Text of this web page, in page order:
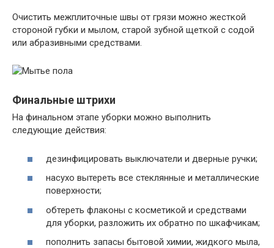
Очистить межплиточные швы от грязи можно жесткой
стороной губки и мылом, старой зубной щеткой с содой
или абразивными средствами.
Финальные штрихи
На финальном этапе уборки можно выполнить
следующие действия:
дезинфицировать выключатели и дверные ручки;
насухо вытереть все стеклянные и металлические
поверхности;
обтереть флаконы с косметикой и средствами
для уборки, разложить их обратно по шкафчикам;
пополнить запасы бытовой химии, жидкого мыла,